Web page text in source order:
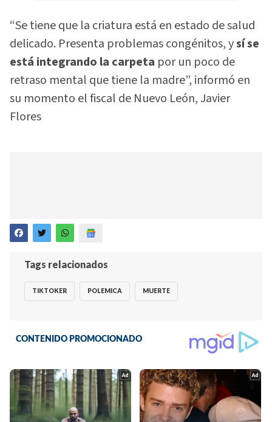
“Se tiene que la criatura está en estado de salud
delicado. Presenta problemas congénitos, ysí se
está integrando la carpeta por un poco de
retraso mental que tiene la madre”, informó en
su momento el fiscal de Nuevo León, Javier
Flores
Tags relacionados
TIKTOKER POLEMICA MUERTE